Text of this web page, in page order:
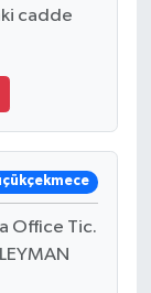
cadde
Office Tic.